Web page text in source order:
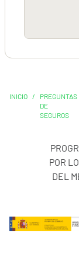
INICIO /
PREGUNTAS
DE
SEGUROS
POR
DEL